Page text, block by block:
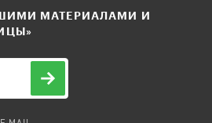
МАТЕРИАЛАМИ И